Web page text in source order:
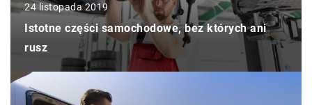
24 listopada 2019
Istotne części samochodowe, bez których ani
rusz